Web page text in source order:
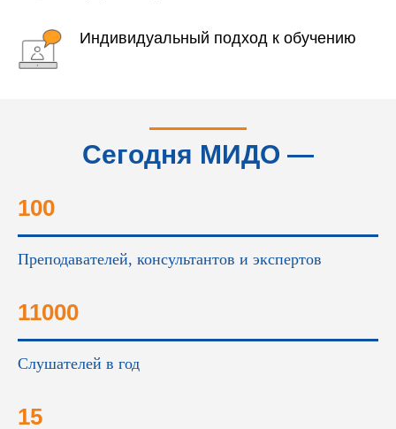
Индивидуальный подход к обучению
Сегодня МИДО —
100
Преподавателей, консультантов и экспертов
11000
Слушателей в год
15